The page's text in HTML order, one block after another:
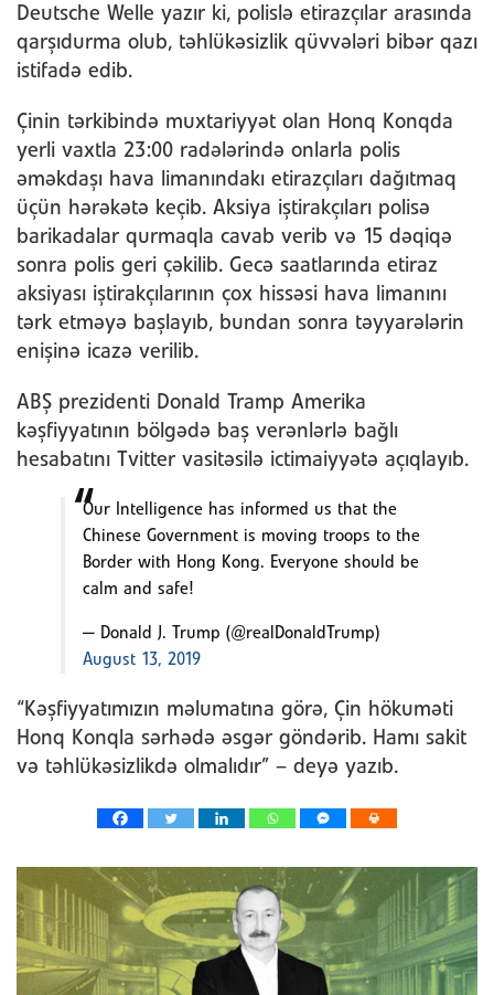
Deutsche Welle yazır ki, polislə etirazçılar arasında
qarşıdurma olub, təhlükəsizlik qüvvələri bibər qazı
istifadə edib.
Çinin tərkibində muxtariyyət olan Honq Konqda
yerli vaxtla 23:00 radələrində onlarla polis
əməkdaşı hava limanındakı etirazçıları dağıtmaq
üçün hərəkətə keçib. Aksiya iştirakçıları polisə
barikadalar qurmaqla cavab verib və 15 dəqiqə
sonra polis geri çəkilib. Gecə saatlarında etiraz
aksiyası iştirakçılarının çox hissəsi hava limanını
tərk etməyə başlayıb, bundan sonra təyyarələrin
enişinə icazə verilib.
ABŞ prezidenti Donald Tramp Amerika
kəşfiyyatının bölgədə baş verənlərlə bağlı
hesabatını Tvitter vasitəsilə ictimaiyyətə açıqlayıb.
Our Intelligence has informed us that the
Chinese Government is moving troops to the
Border with Hong Kong. Everyone should be
calm and safe!
— Donald J. Trump (@realDonaldTrump)
August 13, 2019
“Kəşfiyyatımızın məlumatına görə, Çin hökuməti
Honq Konqla sərhədə əsgər göndərib. Hamı sakit
və təhlükəsizlikdə olmalıdır” – deyə yazıb.